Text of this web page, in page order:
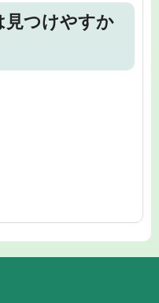
見つけやすか